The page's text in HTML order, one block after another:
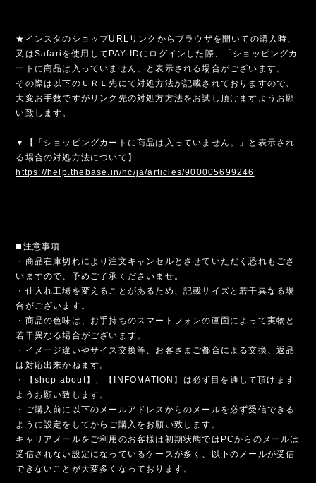
★インスタのショップURLリンクからブラウザを開いての購入時、
又はSafariを使用してPAY IDにログインした際、「ショッピングカ
ートに商品は入っていません」と表示される場合がございます。
その際は以下のＵＲＬ先にて対処方法が記載されておりますので、
大変お手数ですがリンク先の対処方方法をお試し頂けますようお願
い致します。
▼【「ショッピングカートに商品は入っていません。」と表示され
る場合の対処方法について】
https://help.thebase.in/hc/ja/articles/900005699246
◼️注意事項
・商品在庫切れにより注文キャンセルとさせていただく恐れもござ
いますので、予めご了承くださいませ。
・仕入れ工場を変えることがあるため、記載サイズと若干異なる場
合がございます。
・商品の色味は、お手持ちのスマートフォンの画面によって実物と
若干異なる場合がございます。
・イメージ違いやサイズ交換等、お客さまご都合による交換、返品
は対応出来かねます。
・【shop about】、【INFOMATION】は必ず目を通して頂けます
ようお願い致します。
・ご購入前に以下のメールアドレスからのメールを必ず受信できる
ように設定をしてからご購入をお願い致します。
キャリアメールをご利用のお客様は初期状態ではPCからのメールは
受信されない設定になっているケースが多く、以下のメールが受信
できないことが大変多くなっております。